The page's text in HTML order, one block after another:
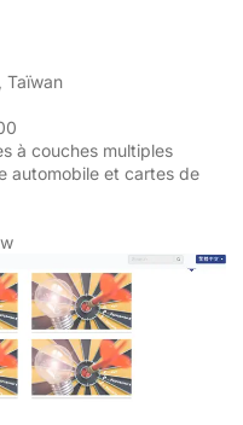
Taïwan
à couches multiples
automobile et cartes de